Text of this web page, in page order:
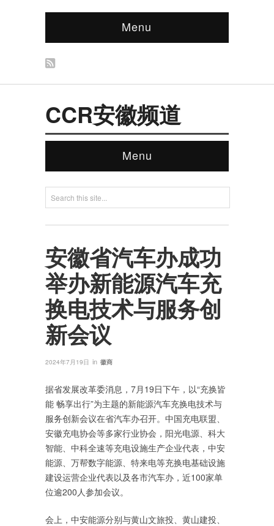
Menu
CCR安徽频道
Menu
安徽省汽车办成功
举办新能源汽车充
换电技术与服务创
新会议
2024年7月19日 in 徽商
据省发展改革委消息，7月19日下午，以“充换皆
能 畅享出行”为主题的新能源汽车充换电技术与
服务创新会议在省汽车办召开。中国充电联盟、
安徽充电协会等多家行业协会，阳光电源、科大
智能、中科全速等充电设施生产企业代表，中安
能源、万帮数字能源、特来电等充换电基础设施
建设运营企业代表以及各市汽车办，近100家单
位逾200人参加会议。
会上，中安能源分别与黄山文旅投、黄山建投、